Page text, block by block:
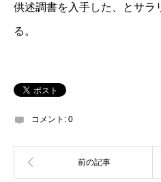
供述調書を入手した、とサラ
る。
コメント: 0